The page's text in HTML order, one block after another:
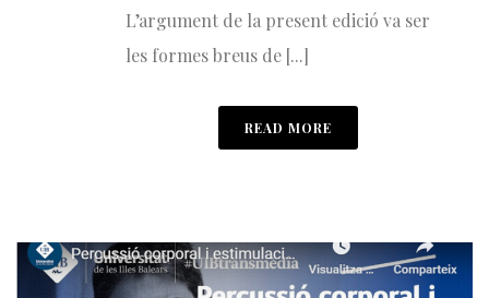
L’argument de la present edició va ser
les formes breus de [...]
READ MORE